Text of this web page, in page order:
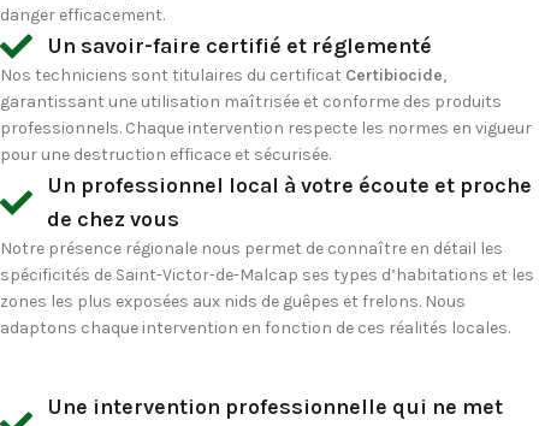
danger efficacement.
Un savoir-faire certifié et réglementé
Nos techniciens sont titulaires du certificat Certibiocide,
garantissant une utilisation maîtrisée et conforme des produits
professionnels. Chaque intervention respecte les normes en vigueur
pour une destruction efficace et sécurisée.
Un professionnel local à votre écoute et proche
de chez vous
Notre présence régionale nous permet de connaître en détail les
spécificités de Saint-Victor-de-Malcap ses types d’habitations et les
zones les plus exposées aux nids de guêpes et frelons. Nous
adaptons chaque intervention en fonction de ces réalités locales.
Une intervention professionnelle qui ne met